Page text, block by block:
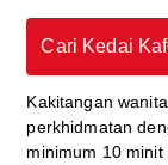
Cari Kedai
Kakitangan
perkhidmatan
minimum 10 minit